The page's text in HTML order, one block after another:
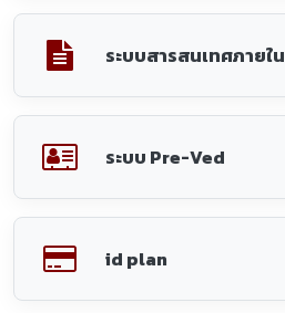
ระบบสารสนเทศภายใน
ระบบ Pre-Ved
id plan